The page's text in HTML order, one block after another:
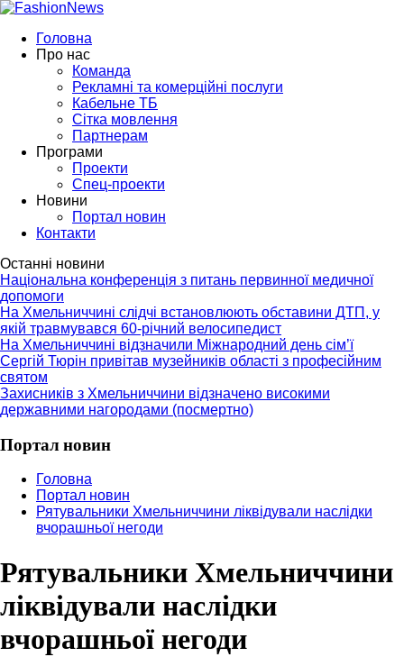
Головна
Про нас
Команда
Рекламні та комерційні послуги
Кабельне ТБ
Сітка мовлення
Партнерам
Програми
Проекти
Спец-проекти
Новини
Портал новин
Контакти
Останні новини
Національна конференція з питань первинної медичної
допомоги
На Хмельниччині слідчі встановлюють обставини ДТП, у
якій травмувався 60-річний велосипедист
На Хмельниччині відзначили Міжнародний день сім’ї
Сергій Тюрін привітав музейників області з професійним
святом
Захисників з Хмельниччини відзначено високими
державними нагородами (посмертно)
Портал новин
Головна
Портал новин
Рятувальники Хмельниччини ліквідували наслідки
вчорашньої негоди
Рятувальники Хмельниччини
ліквідували наслідки
вчорашньої негоди